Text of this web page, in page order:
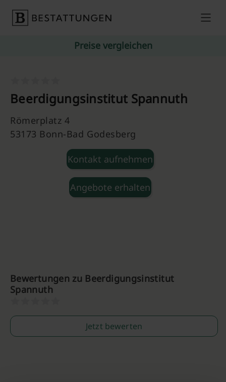
Preise vergleichen
Beerdigungsinstitut Spannuth
Römerplatz 4
53173 Bonn-Bad Godesberg
Kontakt aufnehmen
Angebote erhalten
Bewertungen zu Beerdigungsinstitut
Spannuth
Jetzt bewerten